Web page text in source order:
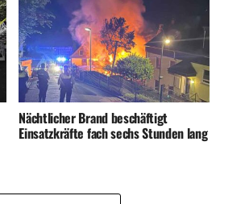
Nächtlicher Brand beschäftigt
Einsatzkräfte fach sechs Stunden lang